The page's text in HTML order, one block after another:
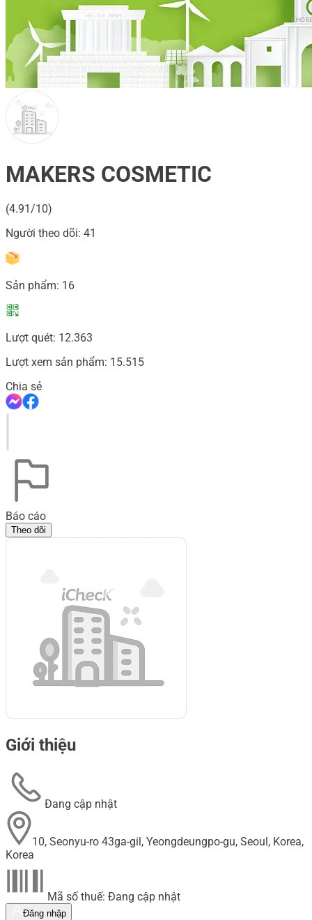
MAKERS COSMETIC
(4.91/10)
Người theo dõi: 41
Sản phẩm: 16
Lượt quét: 12.363
Lượt xem sản phẩm: 15.515
Chia sẻ
Báo cáo
Theo dõi
Giới thiệu
Đang cập nhật
10, Seonyu-ro 43ga-gil, Yeongdeungpo-gu, Seoul, Korea,
Korea
Mã số thuế: Đang cập nhật
Đăng nhập